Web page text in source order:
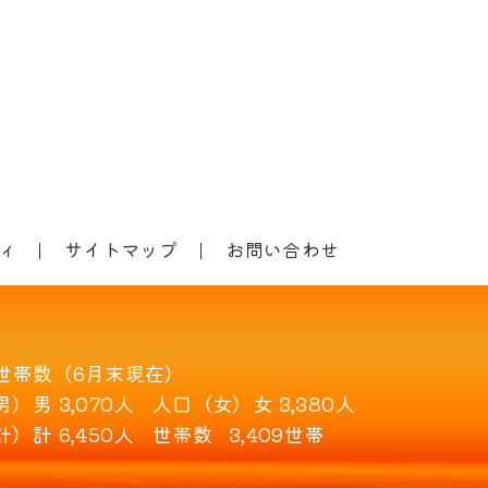
サイトマップ お問い合わせ
帯数（6月末現在）
男 3,070人 人口（女） 女 3,380人
計 6,450人 世帯数 3,409世帯